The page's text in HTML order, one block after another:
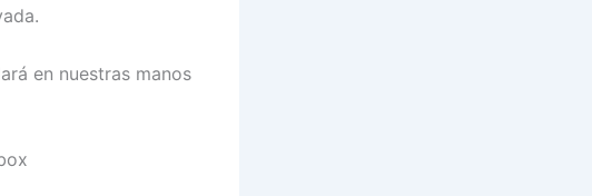
en nuestras manos